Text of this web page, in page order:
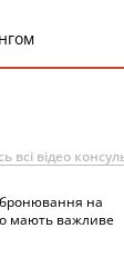
всі відео
бронювання на
мають важливе